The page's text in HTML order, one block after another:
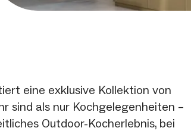
eine exklusive Kollektion von
sind als nur Kochgelegenheiten –
Outdoor-Kocherlebnis, bei